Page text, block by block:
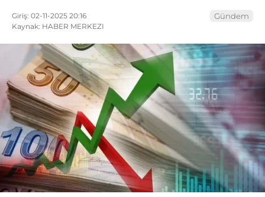
Giriş: 02-11-2025 20:16
Kaynak: HABER MERKEZI
Gündem